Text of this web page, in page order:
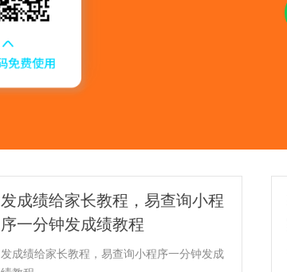
发成绩给家长教程，易查询小程
序一分钟发成绩教程
发成绩给家长教程，易查询小程序一分钟发成